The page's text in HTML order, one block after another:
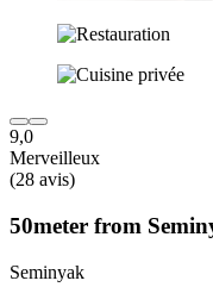
9,0
Merveilleux
(28 avis)
50meter from
Seminyak